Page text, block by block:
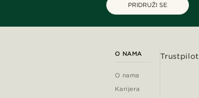
PRIDRUŽI SE
O NAMA
O nama
Karijera
Trustpilot